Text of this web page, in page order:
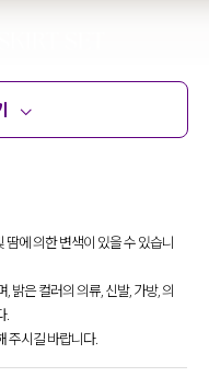
땀에 의한 변색이 있을 수 있습니
밝은 컬러의 의류, 신발, 가방, 의
.
주시길 바랍니다.